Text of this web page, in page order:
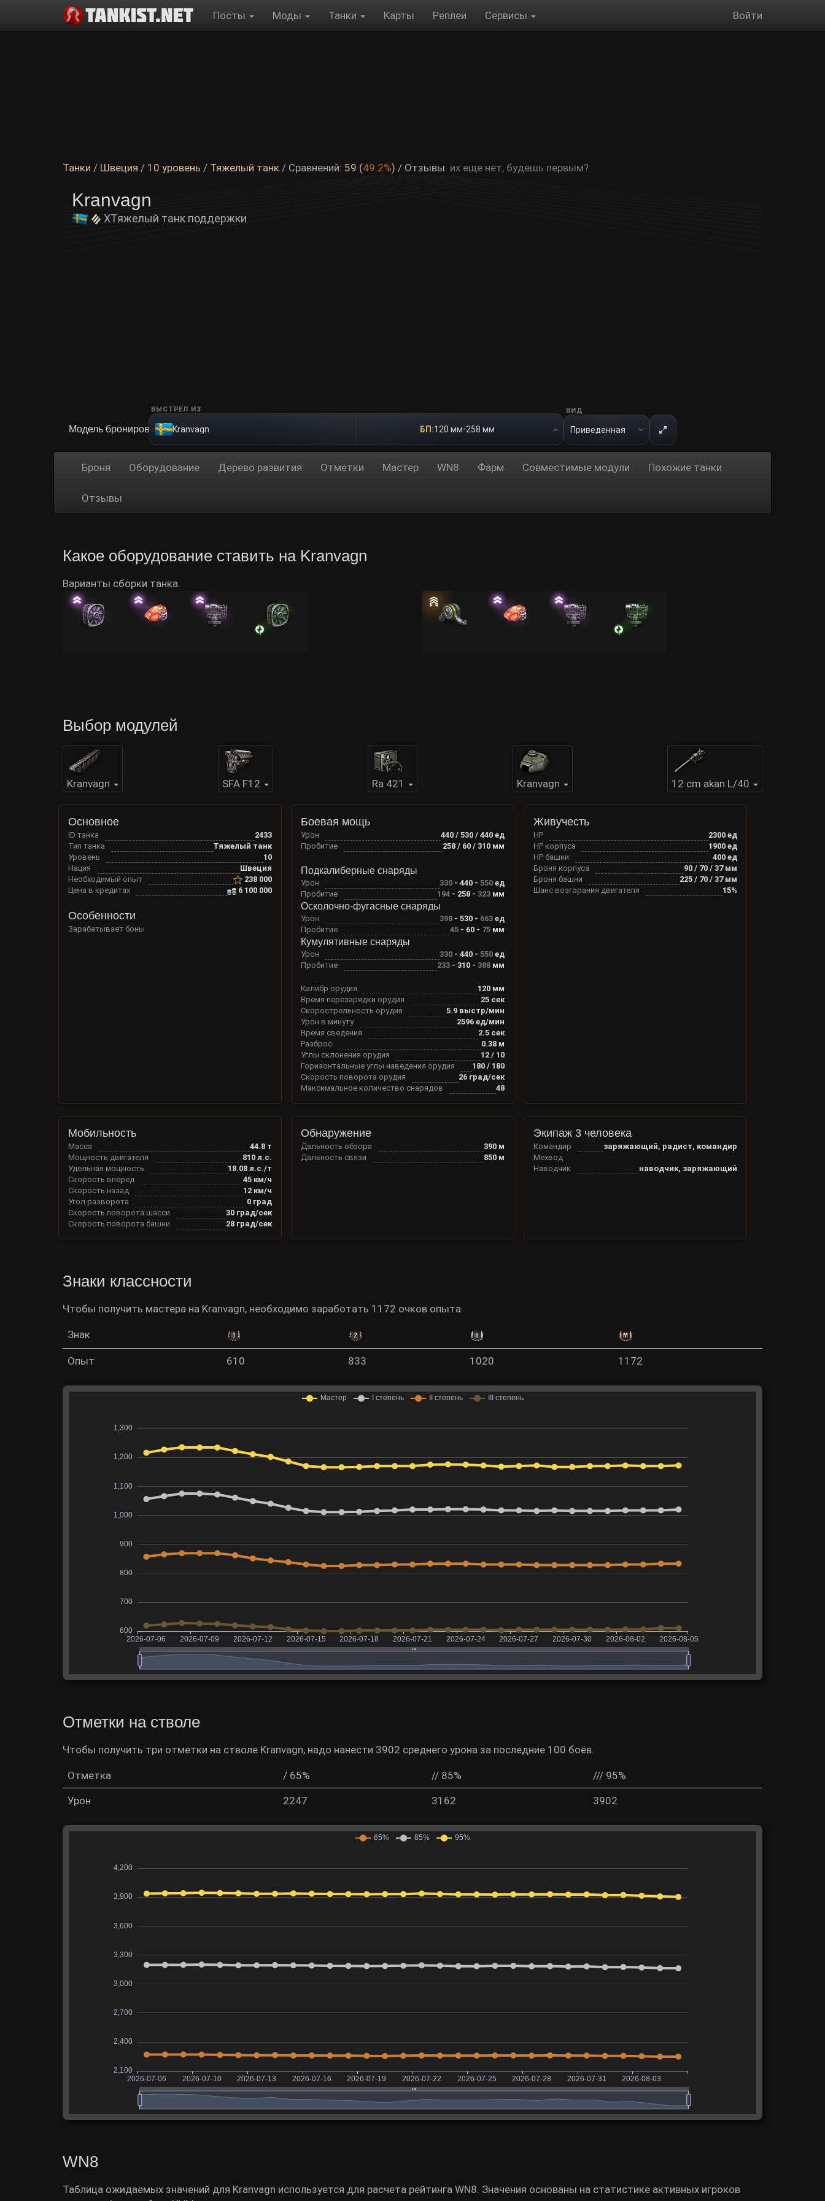
Посты Моды Танки Карты Реплеи Сервисы Войти
Танки / Швеция / 10 уровень / Тяжелый танк / Сравнений: 59 (49.2%) / Отзывы: их еще нет, будешь первым?
Kranvagn
XТяжелый танк поддержки
Модель бронирования
ВЫСТРЕЛ ИЗ
Kranvagn БП:120 мм•258 мм
ВИД
Броня Оборудование Дерево развития Отметки Мастер WN8 Фарм Совместимые модули Похожие танки
Отзывы
Какое оборудование ставить на Kranvagn
Варианты сборки танка.
Выбор модулей
Kranvagn SFA F12 Ra 421 Kranvagn 12 cm akan L/40
Основное
ID танка
2433
Тип танка
Тяжелый танк
Уровень
10
Нация
Швеция
Необходимый опыт
238 000
Цена в кредитах
6 100 000
Особенности
Зарабатывает боны
Боевая мощь
Урон 440 / 530 / 440ед
Пробитие
258 / 60 / 310 мм
Подкалиберные снаряды
Урон 330 -440 -550 ед
Пробитие
194 - 258 -323 мм
Осколочно-фугасные снаряды
Урон 398 -530 - 663 ед
Пробитие
45 - 60 - 75 мм
Кумулятивные снаряды
Урон 330 -440 -550 ед
Пробитие
233 -310 -388 мм
Калибр орудия 120 мм
Время перезарядки орудия
25 сек
Скорострельность орудия
5.9 выстр/мин
Урон в минуту
2596 ед/мин
Время сведения
2.5 сек
Разброс
0.38 м
Углы склонения орудия
12 / 10
Горизонтальные углы наведения орудия
180 / 180
Скорость поворота орудия
26 град/сек
Максимальное количество снарядов
48
Живучесть
HP 2300 ед
HP корпуса
1900 ед
HP башни
400 ед
Броня корпуса
90 / 70 /37мм
Броня башни
225/ 70/37 мм
Шанс возгорания двигателя
15%
Мобильность
Масса 44.8т
Мощность двигателя
810л.с.
Удельная мощность
18.08л.с./т
Скорость вперед
45км/ч
Скорость назад
12км/ч
Угол разворота
0град
Скорость поворота шасси
30град/сек
Скорость поворота башни
28град/сек
Обнаружение
Дальность обзора 390 м
Дальность связи
850 м
Экипаж 3 человека
Командир
заряжающий, радист, командир
Мехвод
Наводчик
наводчик, заряжающий
Знаки классности
Чтобы получить мастера на Kranvagn, необходимо заработать 1172 очков опыта.
Знак
Опыт 610 833 1020 1172
Отметки на стволе
Чтобы получить три отметки на стволе Kranvagn, надо нанести 3902 среднего урона за последние 100 боёв.
Отметка / 65% // 85% /// 95%
Урон 2247 3162 3902
WN8
Таблица ожидаемых значений для Kranvagn используется для расчета рейтинга WN8. Значения основаны на статистике активных игроков